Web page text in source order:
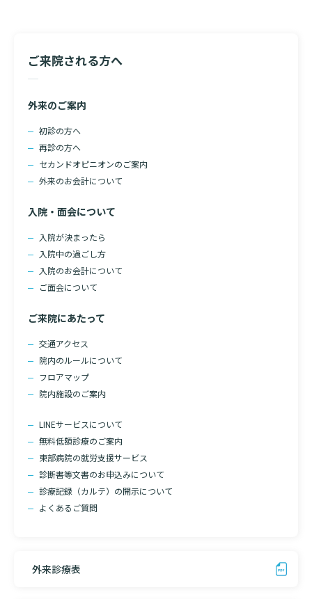
ご来院される方へ
外来のご案内
初診の方へ
再診の方へ
セカンドオピニオンのご案内
外来のお会計について
入院・面会について
入院が決まったら
入院中の過ごし方
入院のお会計について
ご面会について
ご来院にあたって
交通アクセス
院内のルールについて
フロアマップ
院内施設のご案内
LINEサービスについて
無料低額診療のご案内
東部病院の就労支援サービス
診断書等文書のお申込みについて
診療記録（カルテ）の開示について
よくあるご質問
外来診療表